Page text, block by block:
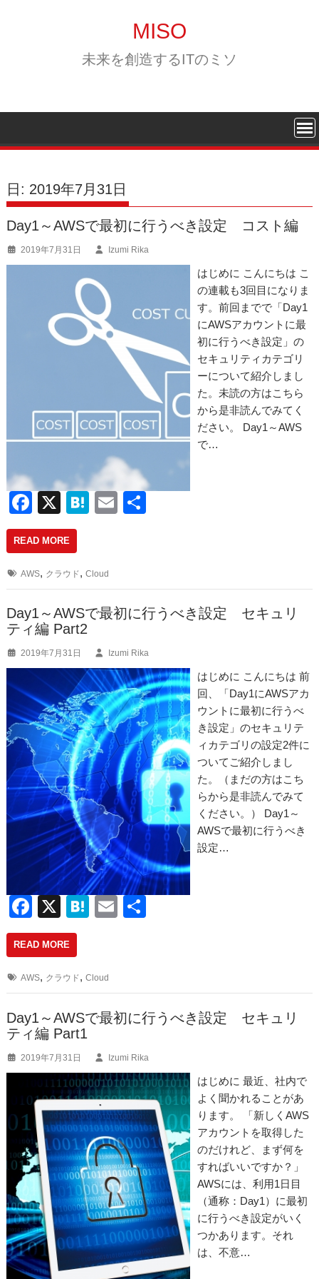
MISO
未来を創造するITのミソ
日: 2019年7月31日
Day1～AWSで最初に行うべき設定 コスト編
2019年7月31日 Izumi Rika
はじめに こんにちは こ
の連載も3回目になりま
す。前回までで「Day1
にAWSアカウントに最
初に行うべき設定」の
セキュリティカテゴリ
ーについて紹介しまし
た。未読の方はこちら
から是非読んでみてく
ださい。 Day1～AWS
で…
F
a
c
e
b
o
o
k
X
H
n
a
E
READ MORE
AWS, クラウド,Cloud
Day1～AWSで最初に行うべき設定 セキュリ
ティ編 Part2
2019年7月31日 Izumi Rika
はじめに こんにちは 前
回、「Day1にAWSアカ
ウントに最初に行うべ
き設定」のセキュリテ
ィカテゴリの設定2件に
ついてご紹介しまし
た。（まだの方はこち
らから是非読んでみて
ください。） Day1～
AWSで最初に行うべき
設定…
F
a
c
e
b
o
o
k
X
H
n
a
E
READ MORE
AWS, クラウド,Cloud
Day1～AWSで最初に行うべき設定 セキュリ
ティ編 Part1
2019年7月31日 Izumi Rika
はじめに 最近、社内で
よく聞かれることがあ
ります。 「新しくAWS
アカウントを取得した
のだけれど、まず何を
すればいいですか？」
AWSには、利用1日目
（通称：Day1）に最初
に行うべき設定がいく
つかあります。それ
は、不意…